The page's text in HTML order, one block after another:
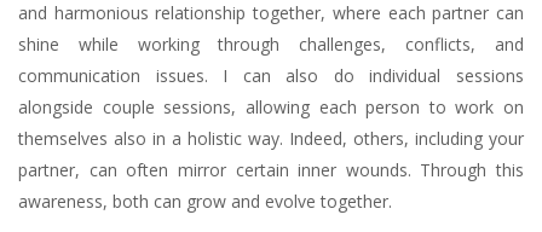
and harmonious relationship together, where each partner can
shine while working through challenges, conflicts, and
communication issues. I can also do individual sessions
alongside couple sessions, allowing each person to work on
themselves also in a holistic way. Indeed, others, including your
partner, can often mirror certain inner wounds. Through this
awareness, both can grow and evolve together.